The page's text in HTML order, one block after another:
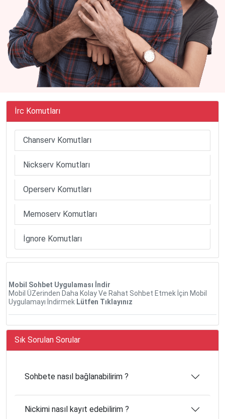
İrc Komutları
Chanserv Komutları
Nickserv Komutları
Operserv Komutları
Memoserv Komutları
İgnore Komutları
Mobil Sohbet Uygulaması İndir
Mobil ÜZerinden Daha Kolay Ve Rahat Sohbet Etmek İçin Mobil
Uygulamayı İndirmek Lütfen Tıklayınız
Sık Sorulan Sorular
Sohbete nasıl bağlanabilirim ?
Nickimi nasıl kayıt edebilirim ?